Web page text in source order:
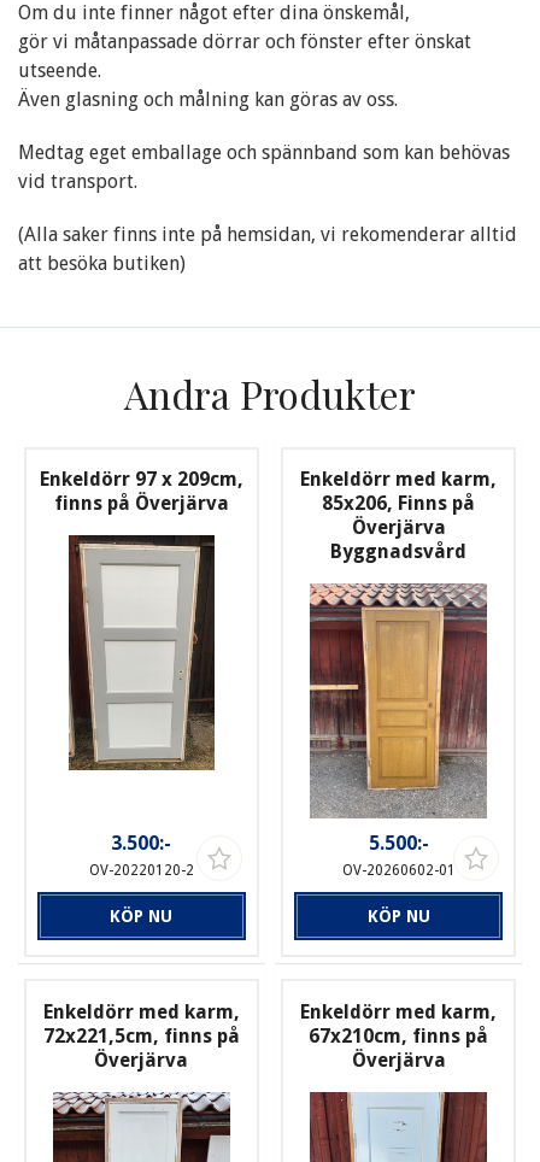
Om du inte finner något efter dina önskemål,
gör vi måtanpassade dörrar och fönster efter önskat
utseende.
Även glasning och målning kan göras av oss.
Medtag eget emballage och spännband som kan behövas
vid transport.
(Alla saker finns inte på hemsidan, vi rekomenderar alltid
att besöka butiken)
Andra Produkter
Enkeldörr 97 x 209cm,
finns på Överjärva
3.500:-
OV-20220120-2
KÖP NU
Enkeldörr med karm,
85x206, Finns på
Överjärva
Byggnadsvård
5.500:-
OV-20260602-01
KÖP NU
Enkeldörr med karm,
72x221,5cm, finns på
Överjärva
Enkeldörr med karm,
67x210cm, finns på
Överjärva